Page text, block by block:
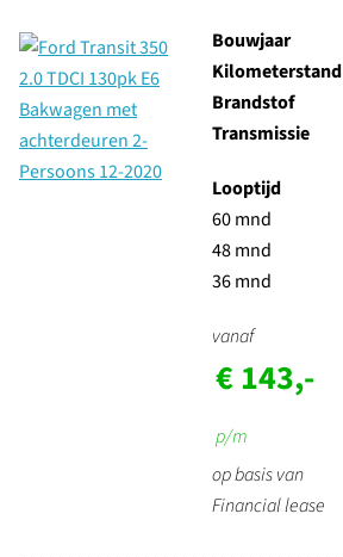
Bouwjaar
Kilometerstand
Brandstof
Transmissie
Looptijd
60 mnd
48 mnd
36 mnd
vanaf
€ 143,-
p/m
op basis van
Financial lease